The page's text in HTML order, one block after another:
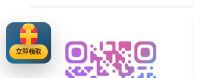
立即领取